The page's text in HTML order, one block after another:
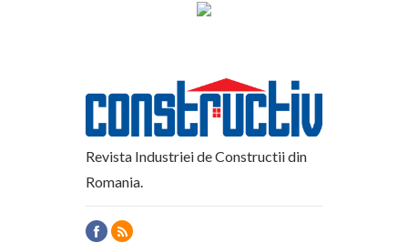
Revista Industriei de Constructii din
Romania.